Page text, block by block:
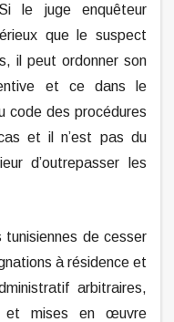
le juge enquêteur
que le suspect
il peut ordonner son
et ce dans le
code des procédures
et il n’est pas du
d’outrepasser les
tunisiennes de cesser
à résidence et
arbitraires,
et mises en œuvre